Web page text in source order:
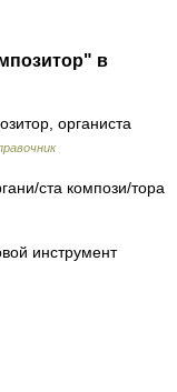
в
органиста
ста компози/тора
инструмент